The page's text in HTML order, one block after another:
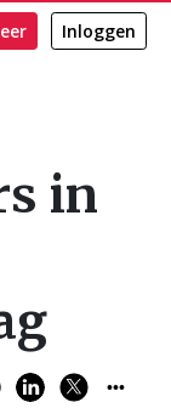
Inloggen
in